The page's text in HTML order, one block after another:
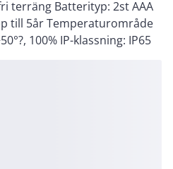
terräng Batterityp: 2st AAA
till 5år Temperaturområde
100% IP-klassning: IP65